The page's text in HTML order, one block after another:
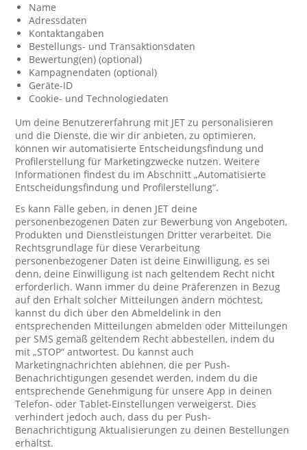
Name
Adressdaten
Kontaktangaben
Bestellungs- und Transaktionsdaten
Bewertung(en) (optional)
Kampagnendaten (optional)
Geräte-ID
Cookie- und Technologiedaten
Um deine Benutzererfahrung mit JET zu personalisieren
und die Dienste, die wir dir anbieten, zu optimieren,
können wir automatisierte Entscheidungsfindung und
Profilerstellung für Marketingzwecke nutzen. Weitere
Informationen findest du im Abschnitt „Automatisierte
Entscheidungsfindung und Profilerstellung“.
Es kann Fälle geben, in denen JET deine
personenbezogenen Daten zur Bewerbung von Angeboten,
Produkten und Dienstleistungen Dritter verarbeitet. Die
Rechtsgrundlage für diese Verarbeitung
personenbezogener Daten ist deine Einwilligung, es sei
denn, deine Einwilligung ist nach geltendem Recht nicht
erforderlich. Wann immer du deine Präferenzen in Bezug
auf den Erhalt solcher Mitteilungen ändern möchtest,
kannst du dich über den Abmeldelink in den
entsprechenden Mitteilungen abmelden oder Mitteilungen
per SMS gemäß geltendem Recht abbestellen, indem du
mit „STOP“ antwortest. Du kannst auch
Marketingnachrichten ablehnen, die per Push-
Benachrichtigungen gesendet werden, indem du die
entsprechende Genehmigung für unsere App in deinen
Telefon- oder Tablet-Einstellungen verweigerst. Dies
verhindert jedoch auch, dass du per Push-
Benachrichtigung Aktualisierungen zu deinen Bestellungen
erhältst.